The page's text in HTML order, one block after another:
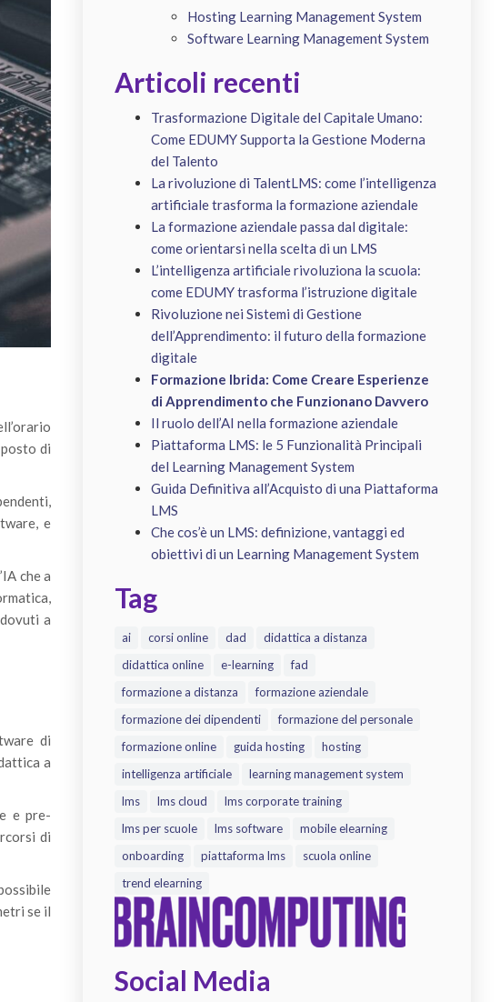
di
e
che a
a
di
a
e pre-
di
se il
Hosting Learning Management System
Software Learning Management System
Articoli recenti
Trasformazione Digitale del Capitale Umano:
Come EDUMY Supporta la Gestione Moderna
del Talento
La rivoluzione di TalentLMS: come l’intelligenza
artificiale trasforma la formazione aziendale
La formazione aziendale passa dal digitale:
come orientarsi nella scelta di un LMS
L’intelligenza artificiale rivoluziona la scuola:
come EDUMY trasforma l’istruzione digitale
Rivoluzione nei Sistemi di Gestione
dell’Apprendimento: il futuro della formazione
digitale
Formazione Ibrida: Come Creare Esperienze
di Apprendimento che Funzionano Davvero
Il ruolo dell’AI nella formazione aziendale
Piattaforma LMS: le 5 Funzionalità Principali
del Learning Management System
Guida Definitiva all’Acquisto di una Piattaforma
LMS
Che cos’è un LMS: definizione, vantaggi ed
obiettivi di un Learning Management System
Tag
ai corsi online dad
didattica a distanza
didattica online
e-learning
fad
formazione a distanza
formazione aziendale
formazione dei dipendenti
formazione del personale
formazione online
guida hosting
hosting
intelligenza artificiale
learning management system
lms
lms cloud
lms corporate training
lms per scuole
lms software
mobile elearning
onboarding
piattaforma lms
scuola online
trend elearning
Social Media